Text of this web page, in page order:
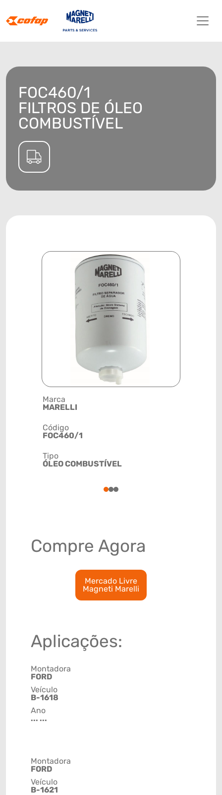
FOC460/1
FILTROS DE ÓLEO
COMBUSTÍVEL
Marca
MARELLI
Código
FOC460/1
Tipo
ÓLEO COMBUSTÍVEL
123
Compre Agora
Mercado Livre
Magneti Marelli
Aplicações:
Montadora
FORD
Veículo
B-1618
Ano
... ...
Montadora
FORD
Veículo
B-1621